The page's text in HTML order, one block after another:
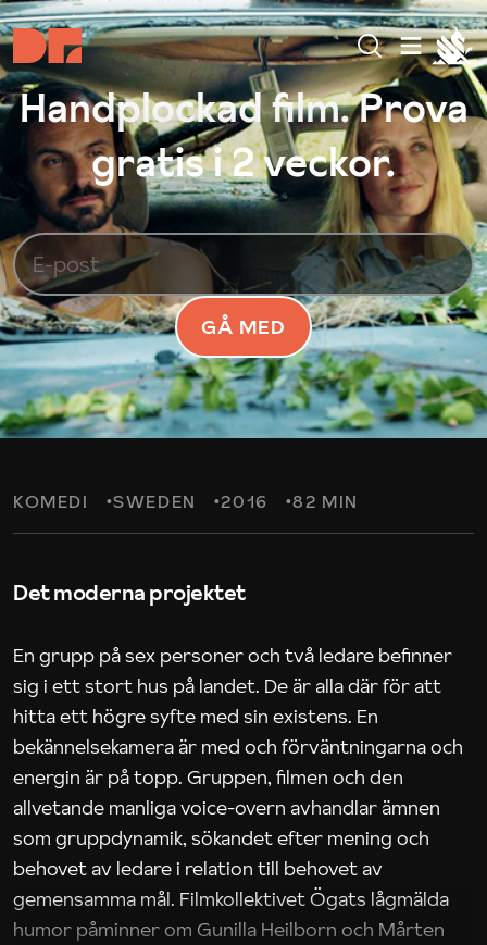
Handplockad film. Prova
gratis i 2 veckor.
GÅ MED
KOMEDI SWEDEN 2016 82 MIN
Det moderna projektet
En grupp på sex personer och två ledare befinner
sig i ett stort hus på landet. De är alla där för att
hitta ett högre syfte med sin existens. En
bekännelsekamera är med och förväntningarna och
energin är på topp. Gruppen, filmen och den
allvetande manliga voice-overn avhandlar ämnen
som gruppdynamik, sökandet efter mening och
behovet av ledare i relation till behovet av
gemensamma mål. Filmkollektivet Ögats lågmälda
humor påminner om Gunilla Heilborn och Mårten